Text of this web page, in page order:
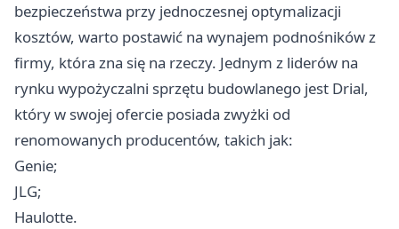
bezpieczeństwa przy jednoczesnej optymalizacji
kosztów, warto postawić na wynajem podnośników z
firmy, która zna się na rzeczy. Jednym z liderów na
rynku wypożyczalni sprzętu budowlanego jest Drial,
który w swojej ofercie posiada zwyżki od
renomowanych producentów, takich jak:
Genie;
JLG;
Haulotte.